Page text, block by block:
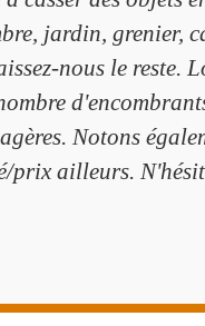
jardin, grenier,
nous le reste.
Notons
prix ailleurs.